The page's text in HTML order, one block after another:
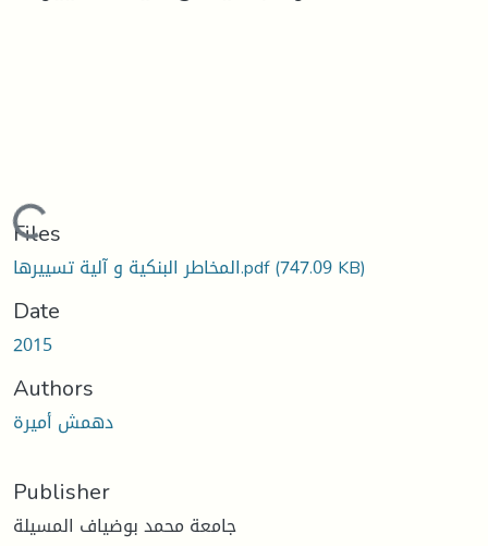
Loading...
Files
المخاطر البنكية و آلية تسييرها.pdf(747.09 KB)
Date
2015
Authors
دهمش أميرة
Publisher
جامعة محمد بوضياف المسيلة